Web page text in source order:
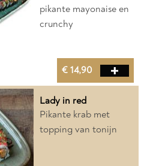
pikante mayonaise en
crunchy
€ 14,90
Lady in red
Pikante krab met
topping van tonijn